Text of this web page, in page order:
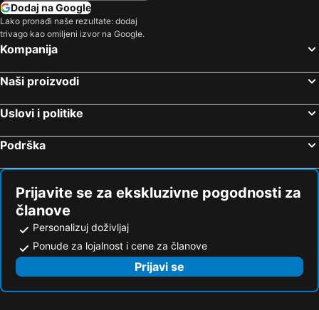
Dodaj na Google
Lako pronađi naše rezultate: dodaj
trivago kao omiljeni izvor na Google.
Kompanija
Naši proizvodi
Uslovi i politike
Podrška
Prijavite se za ekskluzivne pogodnosti za
članove
Personalizuj doživljaj
Ponude za lojalnost i cene za članove
Prijavi se